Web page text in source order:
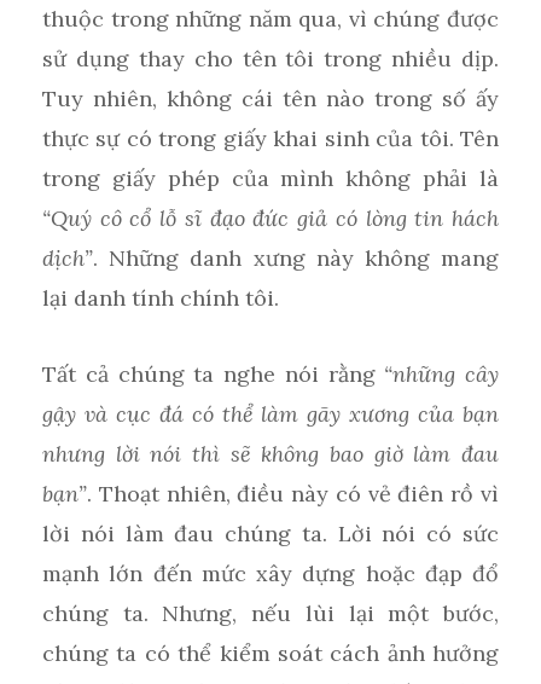
thuộc trong những năm qua, vì chúng được
sử dụng thay cho tên tôi trong nhiều dịp.
Tuy nhiên, không cái tên nào trong số ấy
thực sự có trong giấy khai sinh của tôi. Tên
trong giấy phép của mình không phải là
“Quý cô cổ lỗ sĩ đạo đức giả có lòng tin hách
dịch”. Những danh xưng này không mang
lại danh tính chính tôi.
Tất cả chúng ta nghe nói rằng “những cây
gậy và cục đá có thể làm gãy xương của bạn
nhưng lời nói thì sẽ không bao giờ làm đau
bạn”. Thoạt nhiên, điều này có vẻ điên rồ vì
lời nói làm đau chúng ta. Lời nói có sức
mạnh lớn đến mức xây dựng hoặc đạp đổ
chúng ta. Nhưng, nếu lùi lại một bước,
chúng ta có thể kiểm soát cách ảnh hưởng